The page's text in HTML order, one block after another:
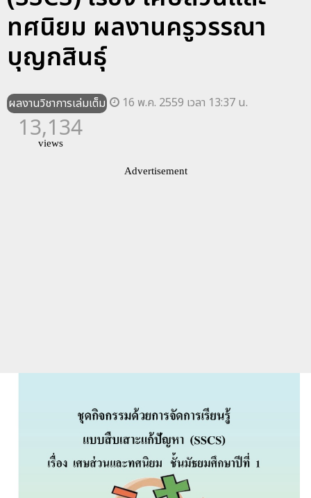
ทศนิยม ผลงานครูวรรณา
บุญกสินธุ์
ผลงานวิชาการเล่มเต็ม 16 พ.ค. 2559 เวลา 13:37 น.
13,134
views
Advertisement